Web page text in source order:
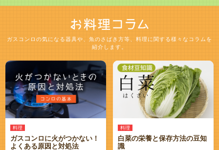
ガスコンロの気になる器具や、魚のさばき方等、料理に関する様々なコラムを
紹介します。
料理
ガスコンロに火がつかない！
よくある原因と対処法
料理
白菜の栄養と保存方法の豆知
識